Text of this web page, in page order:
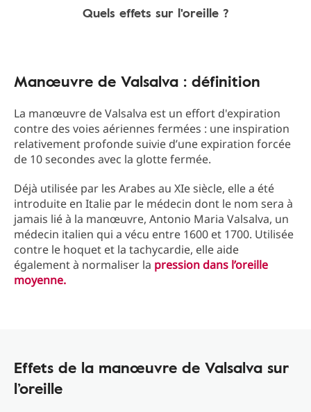
Quels effets sur l'oreille ?
Manœuvre de Valsalva : définition
La manœuvre de Valsalva est un effort d'expiration
contre des voies aériennes fermées : une inspiration
relativement profonde suivie d’une expiration forcée
de 10 secondes avec la glotte fermée.
Déjà utilisée par les Arabes au XIe siècle, elle a été
introduite en Italie par le médecin dont le nom sera à
jamais lié à la manœuvre, Antonio Maria Valsalva, un
médecin italien qui a vécu entre 1600 et 1700. Utilisée
contre le hoquet et la tachycardie, elle aide
également à normaliser la pression dans l’oreille
moyenne.
Effets de la manœuvre de Valsalva sur
l’oreille